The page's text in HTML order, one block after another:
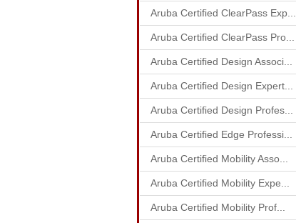
Aruba Certified ClearPass Exp...
Aruba Certified ClearPass Pro...
Aruba Certified Design Associ...
Aruba Certified Design Expert...
Aruba Certified Design Profes...
Aruba Certified Edge Professi...
Aruba Certified Mobility Asso...
Aruba Certified Mobility Expe...
Aruba Certified Mobility Prof...